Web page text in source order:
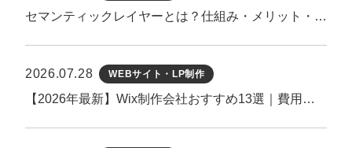
セマンティックレイヤーとは？仕組み・メリット・導入手順を徹底解説【2026年最新】
2026.07.28 WEBサイト・LP制作
【2026年最新】Wix制作会社おすすめ13選｜費用相場・実績・選び方を徹底比較